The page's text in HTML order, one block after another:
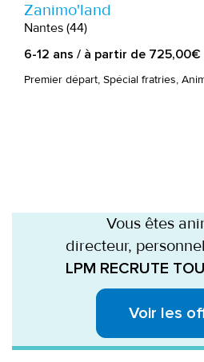
Zanimo'land
Nantes (44)
6-12 ans / à partir de 725,00€
Premier départ, Spécial fratries,
Vous êtes
directeur,
LPM RECRUTE
Voir les